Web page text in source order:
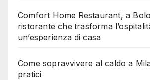
Comfort Home Restaurant, a
ristorante che trasforma
un’esperienza di casa
Come sopravvivere al caldo a
pratici